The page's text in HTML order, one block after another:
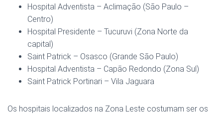
Hospital Adventista – Aclimação (São Paulo –
Centro)
Hospital Presidente – Tucuruvi (Zona Norte da
capital)
Saint Patrick – Osasco (Grande São Paulo)
Hospital Adventista – Capão Redondo (Zona Sul)
Saint Patrick Portinari – Vila Jaguara
Os hospitais localizados na Zona Leste costumam ser os